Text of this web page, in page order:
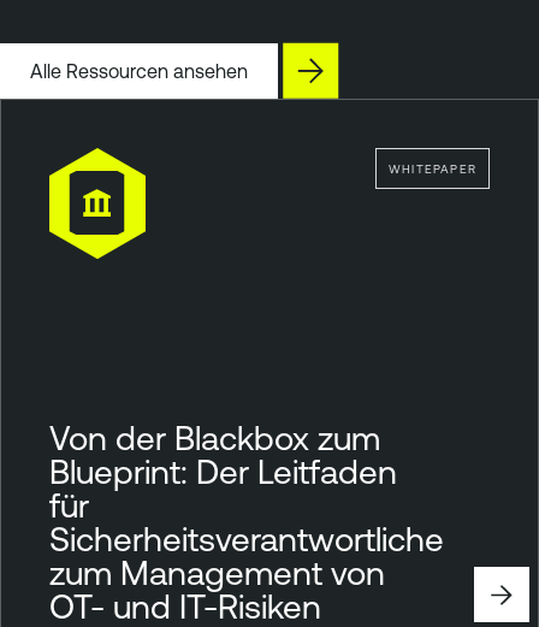
Alle Ressourcen ansehen
WHITEPAPER
Von der Blackbox zum
Blueprint: Der Leitfaden
für
Sicherheitsverantwortliche
zum Management von
OT- und IT-Risiken